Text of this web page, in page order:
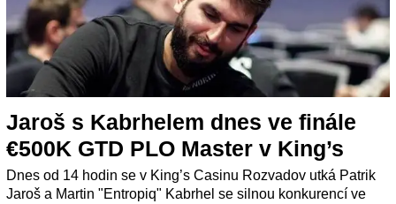
Jaroš s Kabrhelem dnes ve finále
€500K GTD PLO Master v King’s
Dnes od 14 hodin se v King’s Casinu Rozvadov utká Patrik
Jaroš a Martin "Entropiq" Kabrhel se silnou konkurencí ve